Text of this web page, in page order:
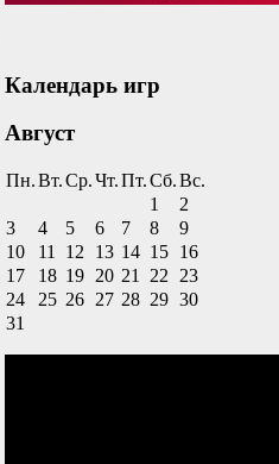
Календарь игр
Август
Пн.Вт.Ср.Чт.Пт.Сб.Вс.
1
2
3
4 5 6 7 8
9
10
11 12 13 14 15 16
17
18 19 20 21 22
23
24
25 26 27 28 29 30
31